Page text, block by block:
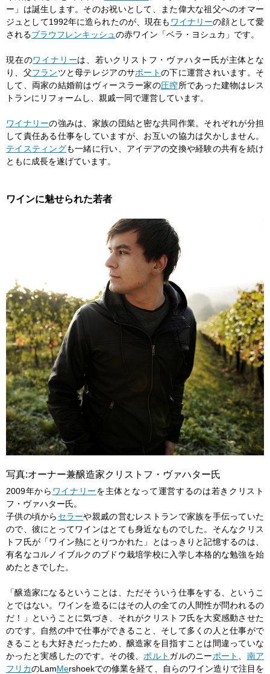
ー」は誕生します。そのお祝いとして、また偉大な祖父へのオマー
ジュとして1992年に造られたのが、現在も ワイナリーの顔として愛
されるブラウフレンキッシュ の赤ワイン「ベラ・ヨシュカ」です。
現在のワイナリーは、若いクリストフ・ヴァハター氏が主体とな
り、父フランツと母テレジアのサポートの下に運営されいます。そ
して、両家の結婚前はヴィースラー家の圧搾所であった建物はレス
トランにリフォームし、親戚一同で運営しています。
ワイナリーの強みは、家族の団結と密な共同作業。それぞれが分担
して責任ある仕事をしていますが、お互いの協力は欠かしません。
テイスティングも一緒に行い、アイデアの交換や経験の共有を続け
ともに成長を遂げています。
ワインに魅せられた若者
写真:オーナー兼醸造家クリストフ・ヴァハター氏
2009年から ワイナリーを主体となって運営するのは若きクリスト
フ・ヴァハター氏。
子供の頃から セラーや親戚の営むレストランで家族を手伝っていた
ので、彼にとってワインはとても身近なものでした。そんなクリス
トフ氏が「ワイン熱にとりつかれた」とはっきりと記憶するのは、
有名なコルノイブルクのブドウ栽培学校に入学し本格的な勉強を始
めたときでした。
「醸造家になるということは、ただそういう仕事をする、というこ
とではない。ワインを造るにはその人の全ての人間性が問われるの
だ！」ということに気づき、それがクリストフ氏を大変感動させた
のです。自然の中で仕事ができること、そして多くの人と仕事がで
きることも大好きだったため、醸造家を目指すことは間違っていな
かったと実感したのです。その後、 ポルト ガルのニーポート
南ア
フリカのLamMershoekでの修業を経て、自らのワイン造りで注目を